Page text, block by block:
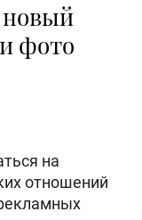
новый
фото
на
отношений